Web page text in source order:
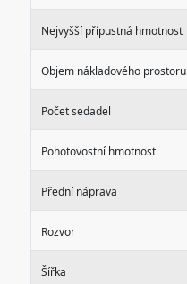
Nejvyšší přípustná hmotnost
Objem nákladového prostoru
Počet sedadel
Pohotovostní hmotnost
Přední náprava
Rozvor
Šířka